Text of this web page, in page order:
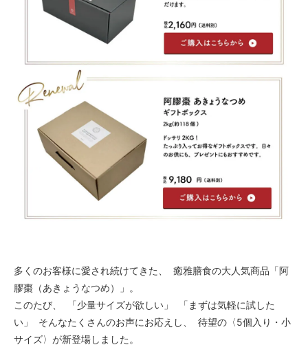
多くのお客様に愛され続けてきた、 癒雅膳食の大人気商品「阿
膠棗（あきょうなつめ）」。
このたび、 「少量サイズが欲しい」 「まずは気軽に試した
い」 そんなたくさんのお声にお応えし、 待望の〈5個入り・小
サイズ〉が新登場しました。